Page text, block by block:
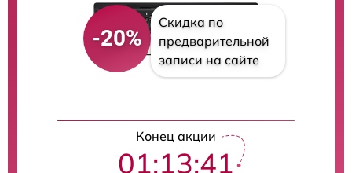
-20%
Скидка по
предварительной
записи на сайте
Конец акции
01:13:40